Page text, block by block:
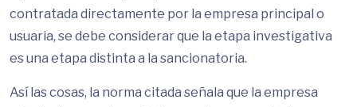
contratada directamente por la empresa principal o
usuaria, se debe considerar que la etapa investigativa
es una etapa distinta a la sancionatoria.
Así las cosas, la norma citada señala que la empresa